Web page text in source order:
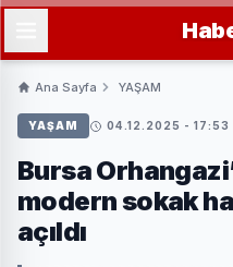
Ana Sayfa YAŞAM
YAŞAM 04.12.2025 - 17:53
Bursa
modern sokak
açıldı